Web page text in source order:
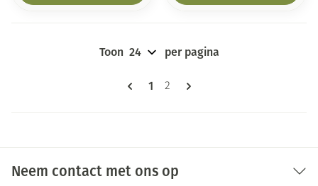
Pagina's
U lees momenteel pagina
1 Pagina
2
Toon per pagina
Neem contact met ons op